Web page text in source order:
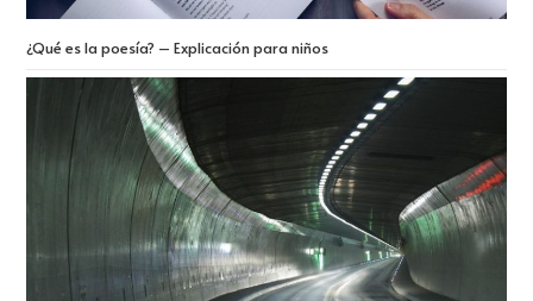
¿Qué es la poesía? – Explicación para niños